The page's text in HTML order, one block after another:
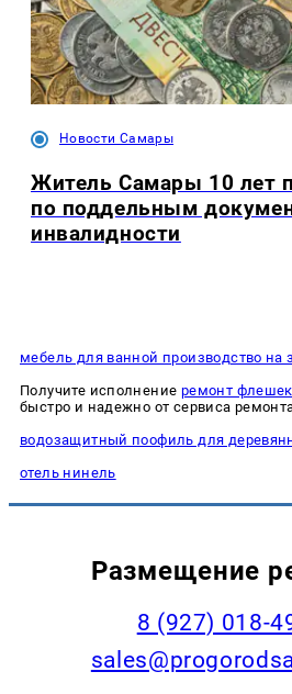
Новости Самары
Житель Самары 10 лет
по поддельным
инвалидности
мебель для ванной производство на
Получите исполнение ремонт
быстро и надежно от сервиса
водозащитный поофиль для
отель нинель
Размещение
8 (927) 018-